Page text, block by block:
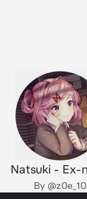
Natsuki - Ex-
By @z0e_10